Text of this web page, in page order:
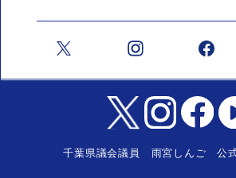
千葉県議会議員 雨宮しんご 公式